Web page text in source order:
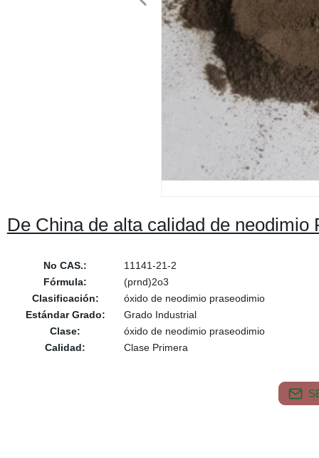
De China de alta calidad de neodimio
No CAS.:
11141-21-2
Fórmula:
(prnd)2o3
Clasificación:
óxido de neodimio praseodimio
Estándar Grado:
Grado Industrial
Clase:
óxido de neodimio praseodimio
Calidad:
Clase Primera